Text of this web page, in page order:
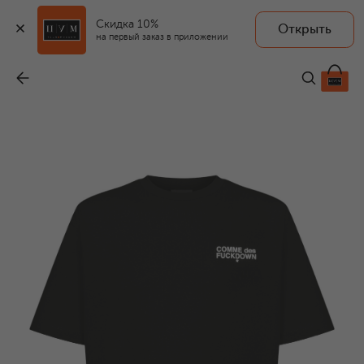
Скидка 10%
на первый заказ в приложении
Открыть
4 835 ₽